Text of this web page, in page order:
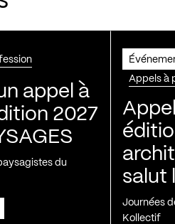
appel à
2027
du
Appels à
salut
Journées
Kollectif